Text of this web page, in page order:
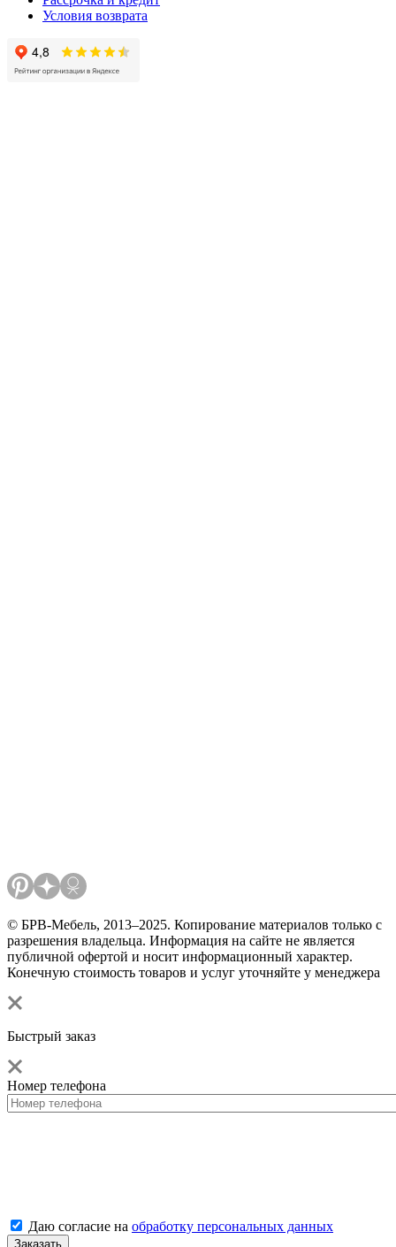
Условия возврата
© БРВ-Мебель, 2013–2025. Копирование материалов только с
разрешения владельца. Информация на сайте не является
публичной офертой и носит информационный характер.
Конечную стоимость товаров и услуг уточняйте у менеджера
Быстрый заказ
Номер телефона
Даю согласие на обработку персональных данных